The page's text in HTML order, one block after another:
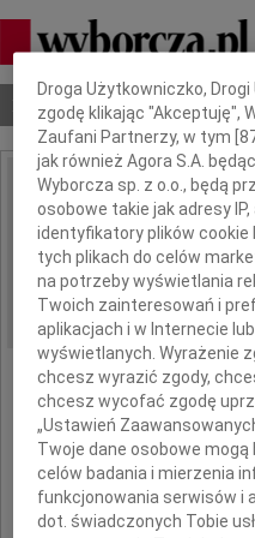
Nekrologi Odeszli
IMIĘ I NAZWISKO:
REGION: Kraków
DATA EMISJI: 28.05.2013
25
Dbamy o Twoją prywatność
Droga Użytkowniczko,
zgodę klikając "Akceptuję",
Zaufani Partnerzy, w tym [
jak również Agora S.A.
Wyborcza sp. z o.o., będą
osobowe takie jak adresy
identyfikatory plików cookie
tych plikach do celów
na potrzeby wyświetlania
Twoich zainteresowań i
aplikacjach i w Internecie
wyświetlanych. Wyrażenie
chcesz wyrazić zgody,
chcesz wycofać zgodę
„Ustawień
Twoje dane osobowe
celów badania i mierzenia
funkcjonowania serwisów i
dot. świadczonych Tobie